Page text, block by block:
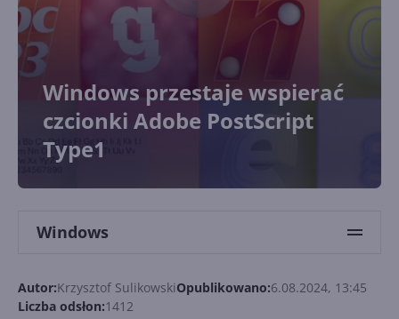
Windows przestaje wspierać
czcionki Adobe PostScript
Type1
Windows
Autor:Krzysztof SulikowskiOpublikowano:6.08.2024, 13:45
Liczba odsłon:1412